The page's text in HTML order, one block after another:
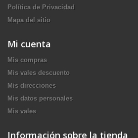
Política de Privacidad
Mapa del sitio
Mi cuenta
Mis compras
Mis vales descuento
Mis direcciones
Mis datos personales
Mis vales
Información sobre la tienda